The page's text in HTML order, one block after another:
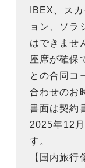
IBEX、ス
ョン、ソラ
はできませ
座席が確保
との合同コ
合わせのお
書面は契約
2025年12
す。
【国内旅